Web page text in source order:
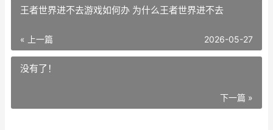
王者世界进不去游戏如何办 为什么王者世界进不去
« 上一篇 2026-05-27
没有了！
下一篇 »